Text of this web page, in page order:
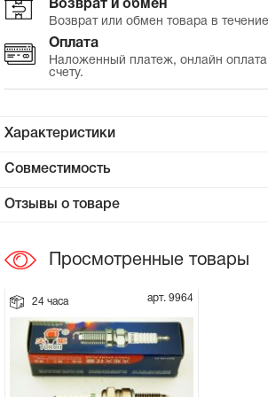
Сцепное устройство, шплинт
Прокладки на мотоблок
Глушитель на мотоблок
Элементы управления, тросики на
Возврат и обмен
Возврат или обмен товара в
Оплата
Наложенный платеж, онлайн
счету.
Характеристики
Совместимость
Отзывы о товаре
Просмотренные товары
24 часа арт. 9964